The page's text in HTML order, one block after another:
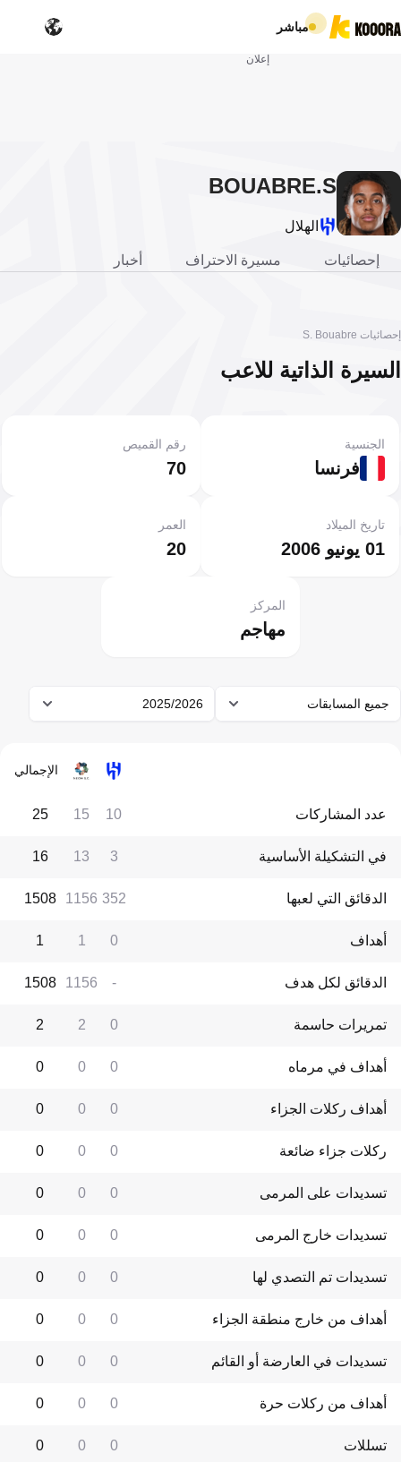
مباشر
إعلان
S.
BOUABRE
الهلال
إحصائيات مسيرة الاحتراف أخبار
إحصائيات S. Bouabre
السيرة الذاتية للاعب
فرنسا
الجنسية
70
رقم القميص
01 يونيو 2006
تاريخ الميلاد
20
العمر
مهاجم
المركز
جميع المسابقات 2025/2026
الإجمالي
عدد المشاركات 10
15
25
في التشكيلة الأساسية 3
13
16
الدقائق التي لعبها 352
1156
1508
أهداف 0
1
1
الدقائق لكل هدف -
1156
1508
تمريرات حاسمة 0
2
2
أهداف في مرماه 0
0
0
أهداف ركلات الجزاء 0
0
0
ركلات جزاء ضائعة 0
0
0
تسديدات على المرمى 0
0
0
تسديدات خارج المرمى 0
0
0
تسديدات تم التصدي لها 0
0
0
أهداف من خارج منطقة الجزاء 0
0
0
تسديدات في العارضة أو القائم 0
0
0
أهداف من ركلات حرة 0
0
0
تسللات 0
0
0